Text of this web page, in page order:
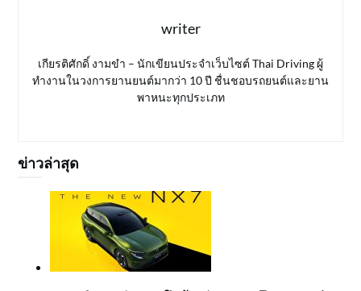
writer
เกียรติศักดิ์ งามขำ – นักเขียนประจำเว็บไซต์ Thai Driving ผู้
ทำงานในวงการยานยนต์มากว่า 10 ปี ชื่นชอบรถยนต์และยาน
พาหนะทุกประเภท
ข่าวล่าสุด